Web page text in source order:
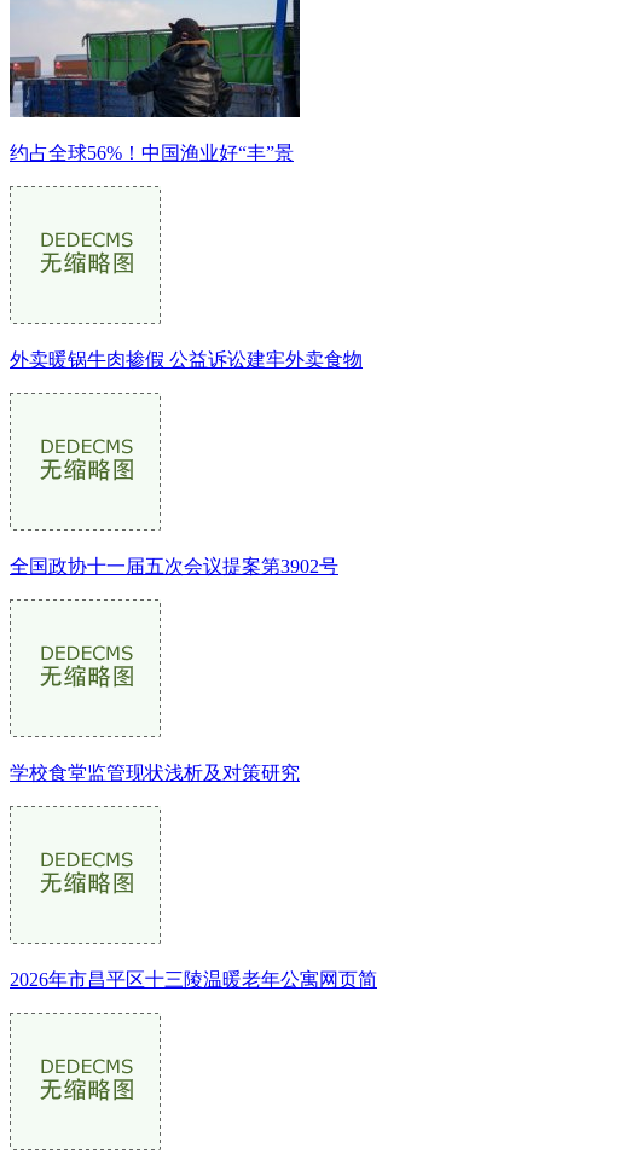
约占全球56%！中国渔业好“丰”景
外卖暖锅牛肉掺假 公益诉讼建牢外卖食物
全国政协十一届五次会议提案第3902号
学校食堂监管现状浅析及对策研究
2026年市昌平区十三陵温暖老年公寓网页简